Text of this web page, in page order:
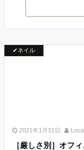
✔ネイル
2021年1月31日
［厳しさ別］オフ